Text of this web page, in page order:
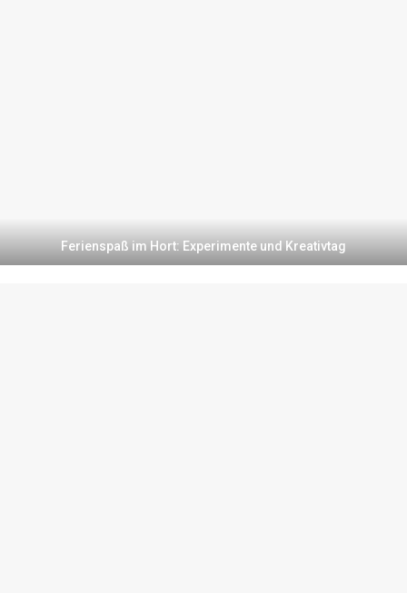
Ferienspaß im Hort: Experimente und Kreativtag